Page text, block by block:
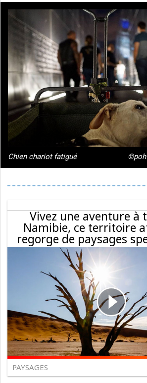
Chien chariot fatigué
Vivez une aventure à
Namibie, ce territoire
regorge de paysages
PAYSAGES